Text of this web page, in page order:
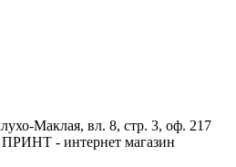
Маклая, вл. 8, стр. 3, оф. 217
- интернет магазин